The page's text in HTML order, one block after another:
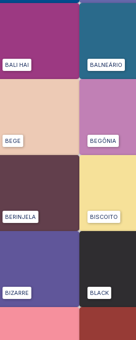
BALI HAI BALNEÁRIO
BEGE BEGÔNIA
BERINJELA BISCOITO
BIZARRE BLACK